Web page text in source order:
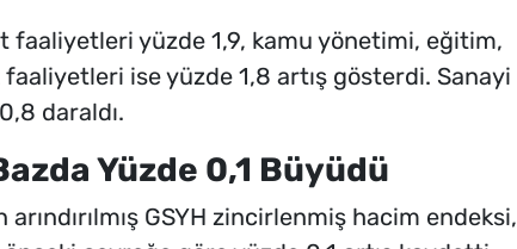
faaliyetleri yüzde 1,9, kamu yönetimi, eğitim,
faaliyetleri ise yüzde 1,8 artış gösterdi. Sanayi
daraldı.
Yüzde 0,1 Büyüdü
GSYH zincirlenmiş hacim endeksi,